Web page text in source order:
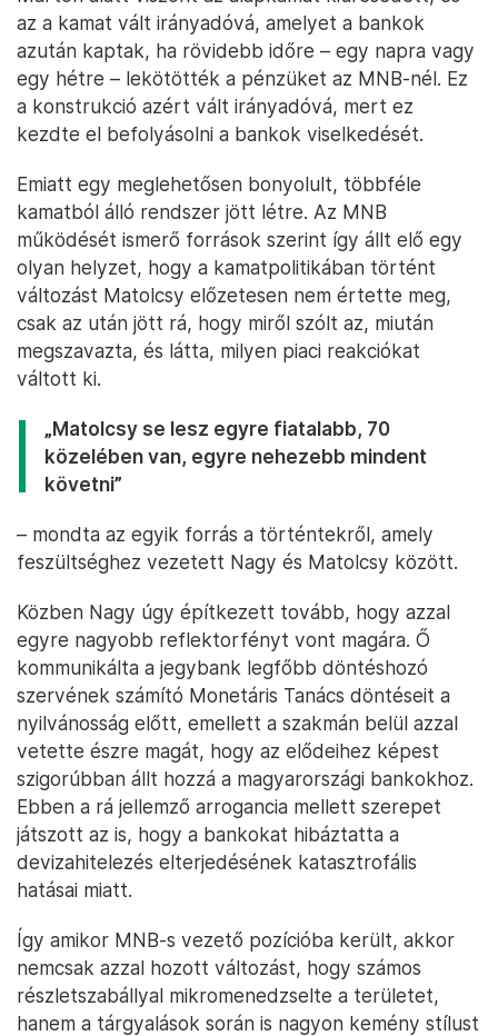
az a kamat vált irányadóvá, amelyet a bankok
azután kaptak, ha rövidebb időre – egy napra vagy
egy hétre – lekötötték a pénzüket az MNB-nél. Ez
a konstrukció azért vált irányadóvá, mert ez
kezdte el befolyásolni a bankok viselkedését.
Emiatt egy meglehetősen bonyolult, többféle
kamatból álló rendszer jött létre. Az MNB
működését ismerő források szerint így állt elő egy
olyan helyzet, hogy a kamatpolitikában történt
változást Matolcsy előzetesen nem értette meg,
csak az után jött rá, hogy miről szólt az, miután
megszavazta, és látta, milyen piaci reakciókat
váltott ki.
„Matolcsy se lesz egyre fiatalabb, 70
közelében van, egyre nehezebb mindent
követni”
– mondta az egyik forrás a történtekről, amely
feszültséghez vezetett Nagy és Matolcsy között.
Közben Nagy úgy építkezett tovább, hogy azzal
egyre nagyobb reflektorfényt vont magára. Ő
kommunikálta a jegybank legfőbb döntéshozó
szervének számító Monetáris Tanács döntéseit a
nyilvánosság előtt, emellett a szakmán belül azzal
vetette észre magát, hogy az elődeihez képest
szigorúbban állt hozzá a magyarországi bankokhoz.
Ebben a rá jellemző arrogancia mellett szerepet
játszott az is, hogy a bankokat hibáztatta a
devizahitelezés elterjedésének katasztrofális
hatásai miatt.
Így amikor MNB-s vezető pozícióba került, akkor
nemcsak azzal hozott változást, hogy számos
részletszabállyal mikromenedzselte a területet,
hanem a tárgyalások során is nagyon kemény stílust